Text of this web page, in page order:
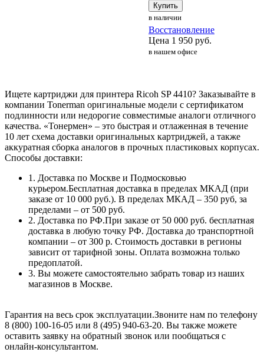
Купить
в наличии
Восстановление
Цена 1 950 руб.
в нашем офисе
Ищете картриджи для принтера Ricoh SP 4410? Заказывайте в
компании Tonerman оригинальные модели с сертификатом
подлинности или недорогие совместимые аналоги отличного
качества. «Тонермен» – это быстрая и отлаженная в течение
10 лет схема доставки оригинальных картриджей, а также
аккуратная сборка аналогов в прочных пластиковых корпусах.
Способы доставки:
1. Доставка по Москве и Подмосковью
курьером.Бесплатная доставка в пределах МКАД (при
заказе от 10 000 руб.). В пределах МКАД – 350 руб, за
пределами – от 500 руб.
2. Доставка по РФ.При заказе от 50 000 руб. бесплатная
доставка в любую точку РФ. Доставка до транспортной
компании – от 300 р. Стоимость доставки в регионы
зависит от тарифной зоны. Оплата возможна только
предоплатой.
3. Вы можете самостоятельно забрать товар из наших
магазинов в Москве.
Гарантия на весь срок эксплуатации.Звоните нам по телефону
8 (800) 100-16-05 или 8 (495) 940-63-20. Вы также можете
оставить заявку на обратный звонок или пообщаться с
онлайн-консультантом.